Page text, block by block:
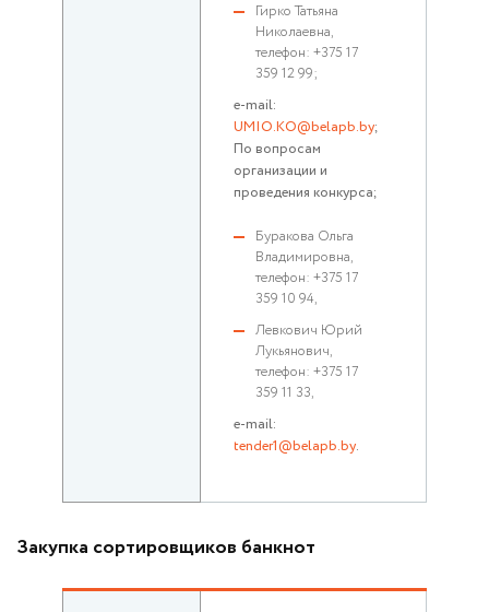
Гирко Татьяна
Николаевна,
телефон: +375 17
359 12 99;
e-mail:
UMIO.KO@belapb.by;
По вопросам
организации и
проведения конкурса;
Буракова Ольга
Владимировна,
телефон: +375 17
359 10 94,
Левкович Юрий
Лукьянович,
телефон: +375 17
359 11 33,
e-mail:
tender1@belapb.by.
Закупка сортировщиков банкнот